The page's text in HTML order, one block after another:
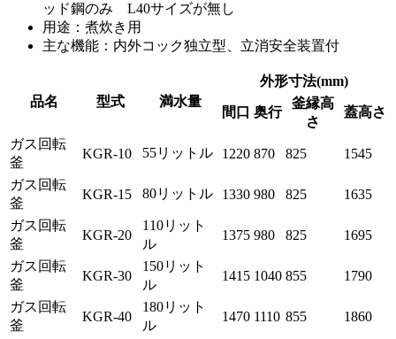
ッド鋼のみ L40サイズが無し
用途：煮炊き用
主な機能：内外コック独立型、立消安全装置付
品名 型式 満水量
外形寸法(mm)
間口 奥行
釜縁高
さ
蓋高さ
ガス回転
釜
KGR-10 55リットル 1220 870 825 1545
ガス回転
釜
KGR-15 80リットル 1330 980 825 1635
ガス回転
釜
KGR-20
110リット
ル
1375 980 825 1695
ガス回転
釜
KGR-30
150リット
ル
1415 1040 855 1790
ガス回転
釜
KGR-40
180リット
ル
1470 1110 855 1860